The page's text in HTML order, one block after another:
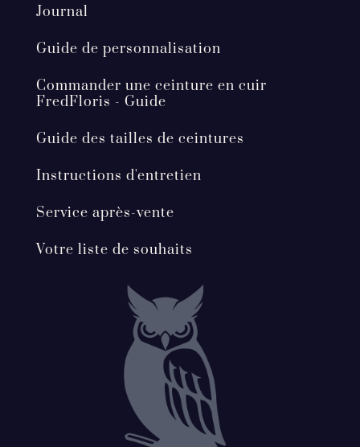
Journal
Guide de personnalisation
Commander une ceinture en cuir
FredFloris - Guide
Guide des tailles de ceintures
Instructions d'entretien
Service après-vente
Votre liste de souhaits